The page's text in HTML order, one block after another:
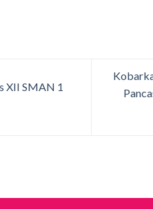
XII SMAN 1